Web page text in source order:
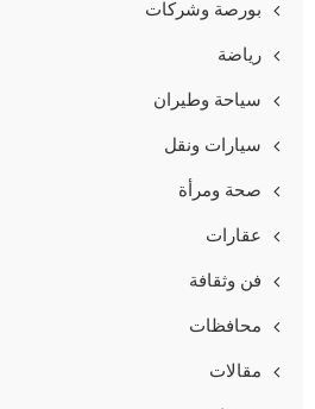
بورصة وشركات
رياضة
سياحة وطيران
سيارات ونقل
صحة ومرأة
عقارات
فن وثقافة
محافظات
مقالات